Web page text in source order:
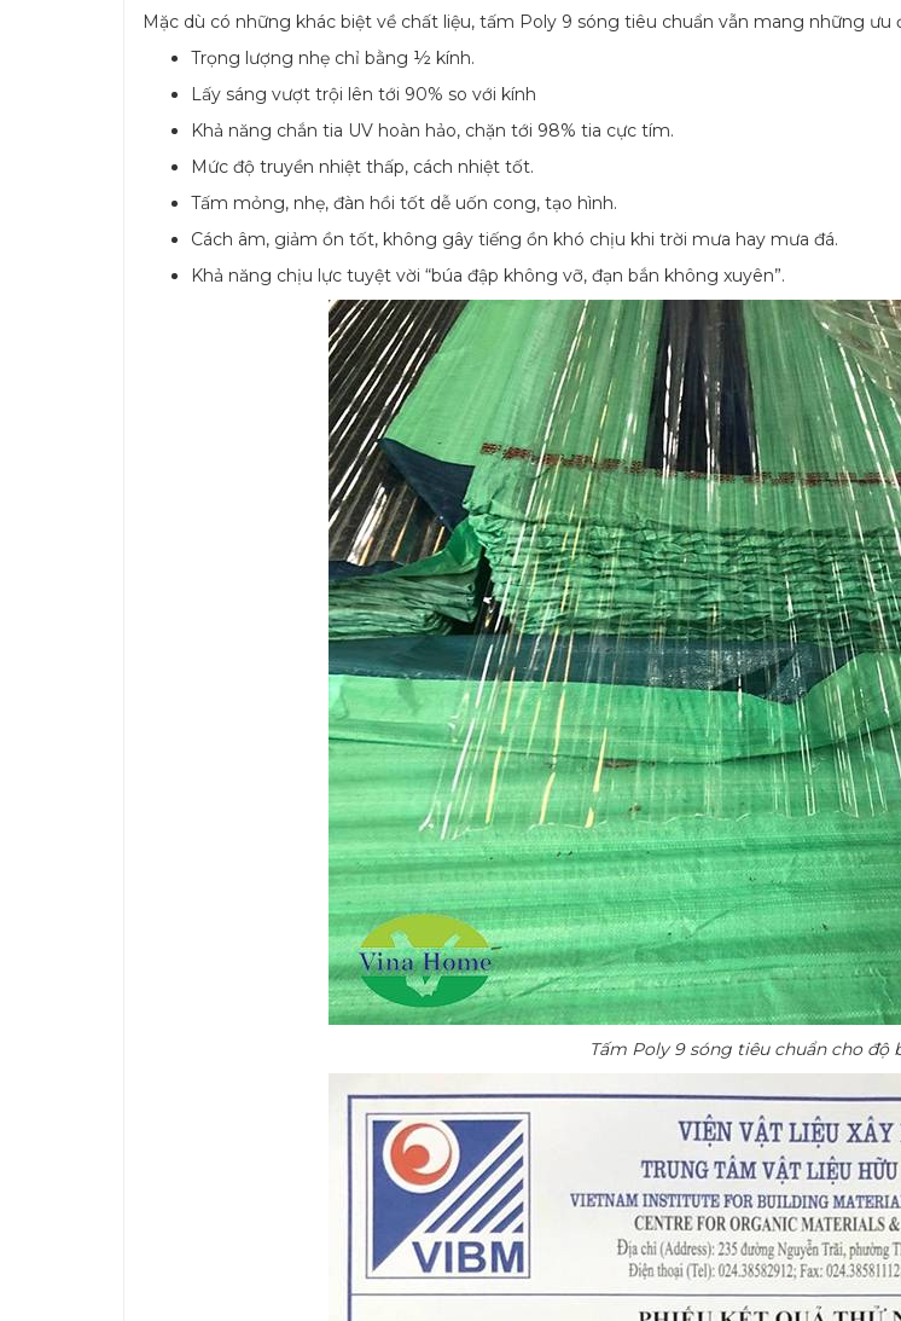
Mặc dù có những khác biệt về chất liệu, tấm Poly 9 sóng tiêu chuẩn vẫn mang những
Trọng lượng nhẹ chỉ bằng ½ kính.
Lấy sáng vượt trội lên tới 90% so với kính
Khả năng chắn tia UV hoàn hảo, chặn tới 98% tia cực tím.
Mức độ truyền nhiệt thấp, cách nhiệt tốt.
Tấm mỏng, nhẹ, đàn hồi tốt dễ uốn cong, tạo hình.
Cách âm, giảm ồn tốt, không gây tiếng ồn khó chịu khi trời mưa hay mưa đá.
Khả năng chịu lực tuyệt vời “búa đập không vỡ, đạn bắn không xuyên”.
Tấm Poly 9 sóng tiêu chuẩn cho độ